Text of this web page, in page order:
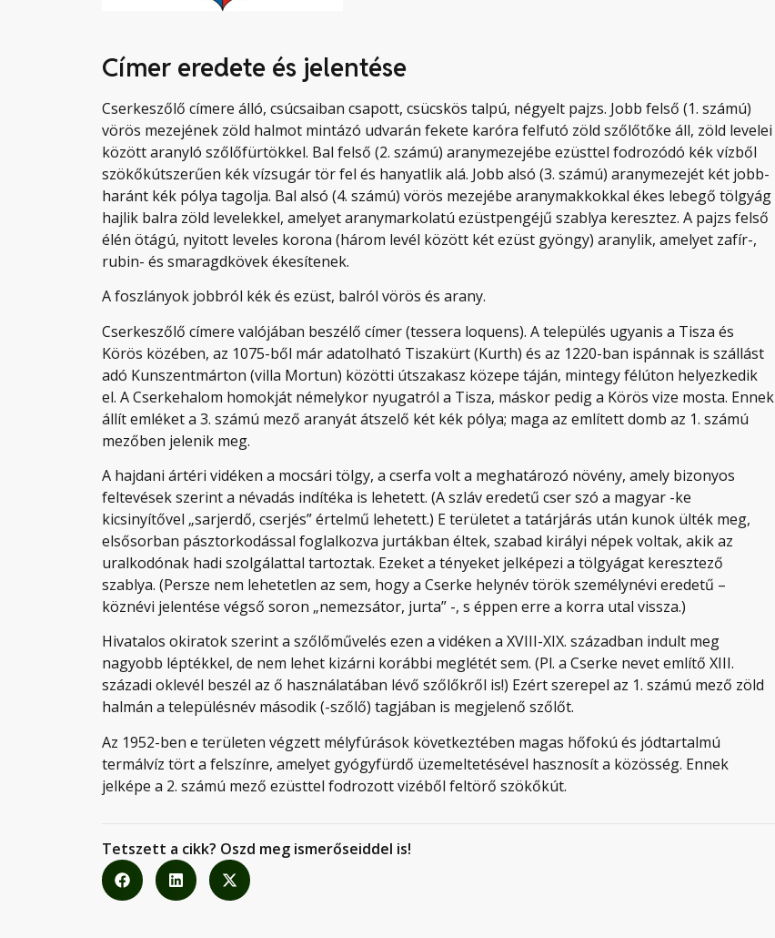
Címer eredete és jelentése
Cserkeszőlő címere álló, csúcsaiban csapott, csücskös talpú, négyelt pajzs. Jobb felső (1. számú)
vörös mezejének zöld halmot mintázó udvarán fekete karóra felfutó zöld szőlőtőke áll, zöld levelei
között aranyló szőlőfürtökkel. Bal felső (2. számú) aranymezejébe ezüsttel fodrozódó kék vízből
szökőkútszerűen kék vízsugár tör fel és hanyatlik alá. Jobb alsó (3. számú) aranymezejét két jobb-
haránt kék pólya tagolja. Bal alsó (4. számú) vörös mezejébe aranymakkokkal ékes lebegő tölgyág
hajlik balra zöld levelekkel, amelyet aranymarkolatú ezüstpengéjű szablya keresztez. A pajzs felső
élén ötágú, nyitott leveles korona (három levél között két ezüst gyöngy) aranylik, amelyet zafír-,
rubin- és smaragdkövek ékesítenek.
A foszlányok jobbról kék és ezüst, balról vörös és arany.
Cserkeszőlő címere valójában beszélő címer (tessera loquens). A település ugyanis a Tisza és
Körös közében, az 1075-ből már adatolható Tiszakürt (Kurth) és az 1220-ban ispánnak is szállást
adó Kunszentmárton (villa Mortun) közötti útszakasz közepe táján, mintegy félúton helyezkedik
el. A Cserkehalom homokját némelykor nyugatról a Tisza, máskor pedig a Körös vize mosta. Ennek
állít emléket a 3. számú mező aranyát átszelő két kék pólya; maga az említett domb az 1. számú
mezőben jelenik meg.
A hajdani ártéri vidéken a mocsári tölgy, a cserfa volt a meghatározó növény, amely bizonyos
feltevések szerint a névadás indítéka is lehetett. (A szláv eredetű cser szó a magyar -ke
kicsinyítővel „sarjerdő, cserjés” értelmű lehetett.) E területet a tatárjárás után kunok ülték meg,
elsősorban pásztorkodással foglalkozva jurtákban éltek, szabad királyi népek voltak, akik az
uralkodónak hadi szolgálattal tartoztak. Ezeket a tényeket jelképezi a tölgyágat keresztező
szablya. (Persze nem lehetetlen az sem, hogy a Cserke helynév török személynévi eredetű –
köznévi jelentése végső soron „nemezsátor, jurta” -, s éppen erre a korra utal vissza.)
Hivatalos okiratok szerint a szőlőművelés ezen a vidéken a XVIII-XIX. században indult meg
nagyobb léptékkel, de nem lehet kizárni korábbi meglétét sem. (Pl. a Cserke nevet említő XIII.
századi oklevél beszél az ő használatában lévő szőlőkről is!) Ezért szerepel az 1. számú mező zöld
halmán a településnév második (-szőlő) tagjában is megjelenő szőlőt.
Az 1952-ben e területen végzett mélyfúrások következtében magas hőfokú és jódtartalmú
termálvíz tört a felszínre, amelyet gyógyfürdő üzemeltetésével hasznosít a közösség. Ennek
jelképe a 2. számú mező ezüsttel fodrozott vizéből feltörő szökőkút.
Tetszett a cikk? Oszd meg ismerőseiddel is!